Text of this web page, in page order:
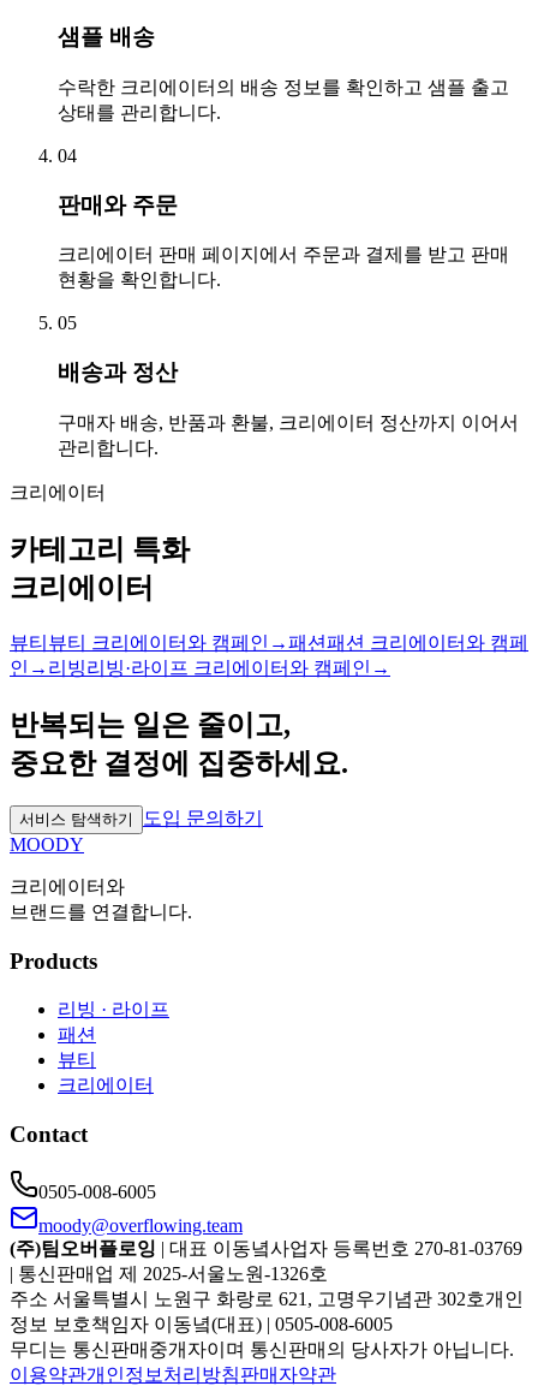
샘플 배송
수락한 크리에이터의 배송 정보를 확인하고 샘플 출고
상태를 관리합니다.
04
판매와 주문
크리에이터 판매 페이지에서 주문과 결제를 받고 판매
현황을 확인합니다.
05
배송과 정산
구매자 배송, 반품과 환불, 크리에이터 정산까지 이어서
관리합니다.
크리에이터
카테고리 특화
크리에이터
뷰티 뷰티 크리에이터와 캠페인 →패션패션 크리에이터와 캠페
인 → 리빙리빙·라이프 크리에이터와 캠페인 →
반복되는 일은 줄이고,
중요한 결정에 집중하세요.
서비스 탐색하기
도입 문의하기
MOODY
크리에이터와
브랜드를 연결합니다.
Products
리빙 · 라이프
패션
뷰티
크리에이터
Contact
0505-008-6005
moody@overflowing.team
(주)팀오버플로잉 | 대표 이동녘사업자 등록번호 270-81-03769
| 통신판매업 제 2025-서울노원-1326호
주소 서울특별시 노원구 화랑로 621, 고명우기념관 302호개인
정보 보호책임자 이동녘(대표) | 0505-008-6005
무디는 통신판매중개자이며 통신판매의 당사자가 아닙니다.
이용약관개인정보처리방침판매자약관